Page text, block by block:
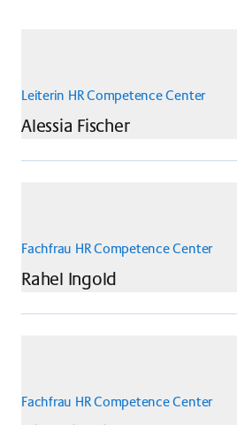
Leiterin HR Competence Center
Alessia Fischer
Fachfrau HR Competence Center
Rahel Ingold
Fachfrau HR Competence Center